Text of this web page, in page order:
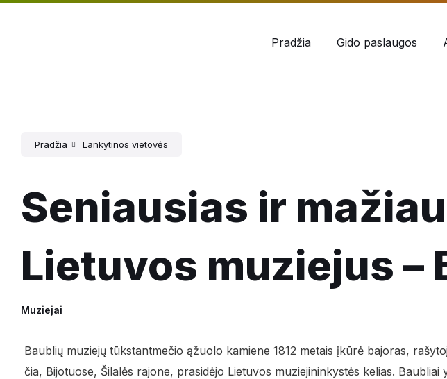
Pradžia Gido paslaugos
Pradžia Lankytinos vietovės
Seniausias ir
Lietuvos muziejus –
Muziejai
Baublių muziejų tūkstantmečio ąžuolo kamiene 1812 metais įkūrė bajoras,
čia, Bijotuose, Šilalės rajone, prasidėjo Lietuvos muziejininkystės kelias. Baubliai